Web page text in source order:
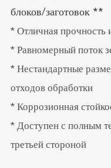
блоков/заготовок **
* Отличная прочность
* Равномерный поток
* Нестандартные
отходов обработки
* Коррозионная
* Доступен с полным
третьей стороной